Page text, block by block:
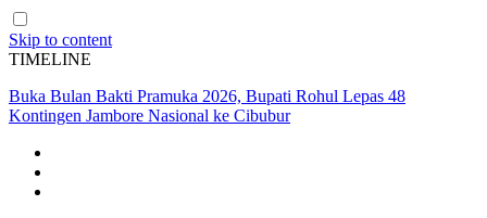
Skip to content
TIMELINE
Kerusakan Lingkungan Berdampak pada Keamanan, Kapolda Riau
Paparkan Green Policing di Forum IMT-GT